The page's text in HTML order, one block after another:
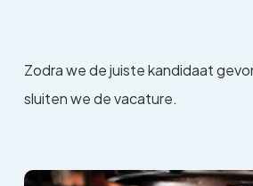
Zodra we de juiste kandidaat
sluiten we de vacature.